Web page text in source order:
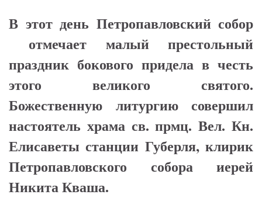
В этот день Петропавловский собор
отмечает малый престольный
праздник бокового придела в честь
этого великого святого.
Божественную литургию совершил
настоятель храма св. прмц. Вел. Кн.
Елисаветы станции Губерля, клирик
Петропавловского собора иерей
Никита Кваша.